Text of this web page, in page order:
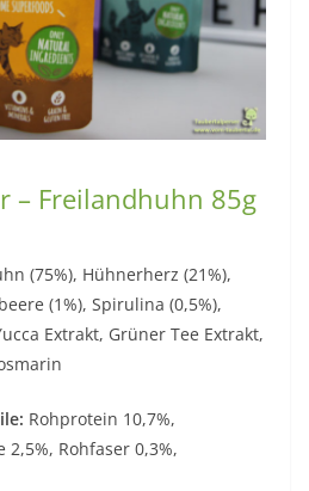
– Freilandhuhn 85g
(75%), Hühnerherz (21%),
(1%), Spirulina (0,5%),
Extrakt, Grüner Tee Extrakt,
Rohprotein 10,7%,
2,5%, Rohfaser 0,3%,